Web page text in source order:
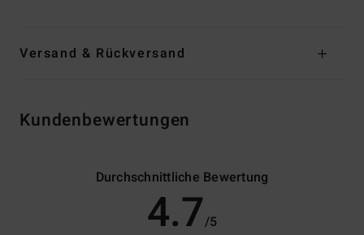
Versand & Rückversand
Kundenbewertungen
Durchschnittliche Bewertung
4.7/5